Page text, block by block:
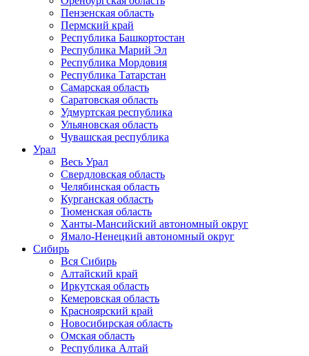
Пензенская область
Пермский край
Республика Башкортостан
Республика Марий Эл
Республика Мордовия
Республика Татарстан
Самарская область
Саратовская область
Удмуртская республика
Ульяновская область
Чувашская республика
Урал
Весь Урал
Свердловская область
Челябинская область
Курганская область
Тюменская область
Ханты-Мансийский автономный округ
Ямало-Ненецкий автономный округ
Сибирь
Вся Сибирь
Алтайский край
Иркутская область
Кемеровская область
Красноярский край
Новосибирская область
Омская область
Республика Алтай